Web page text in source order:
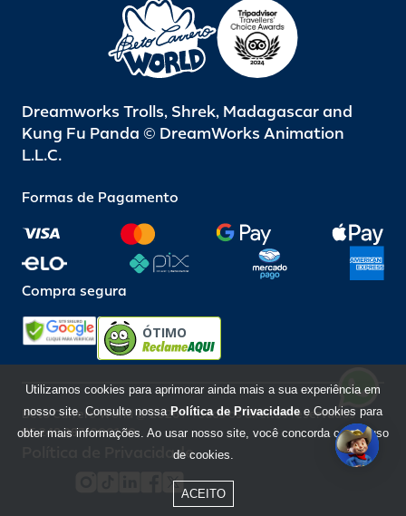
Dreamworks Trolls, Shrek, Madagascar and
Kung Fu Panda © DreamWorks Animation
L.L.C.
Formas de Pagamento
Compra segura
ÓTIMO
Beto Carrero World @ 2026 / Todos os direitos reservados
85.248.987/0001-10
Política de Privacidade
Utilizamos cookies para aprimorar ainda mais a sua experiência em
nosso site. Consulte nossa Política de Privacidade e Cookies para
obter mais informações. Ao usar nosso site, você concorda com o uso
de cookies.
ACEITO